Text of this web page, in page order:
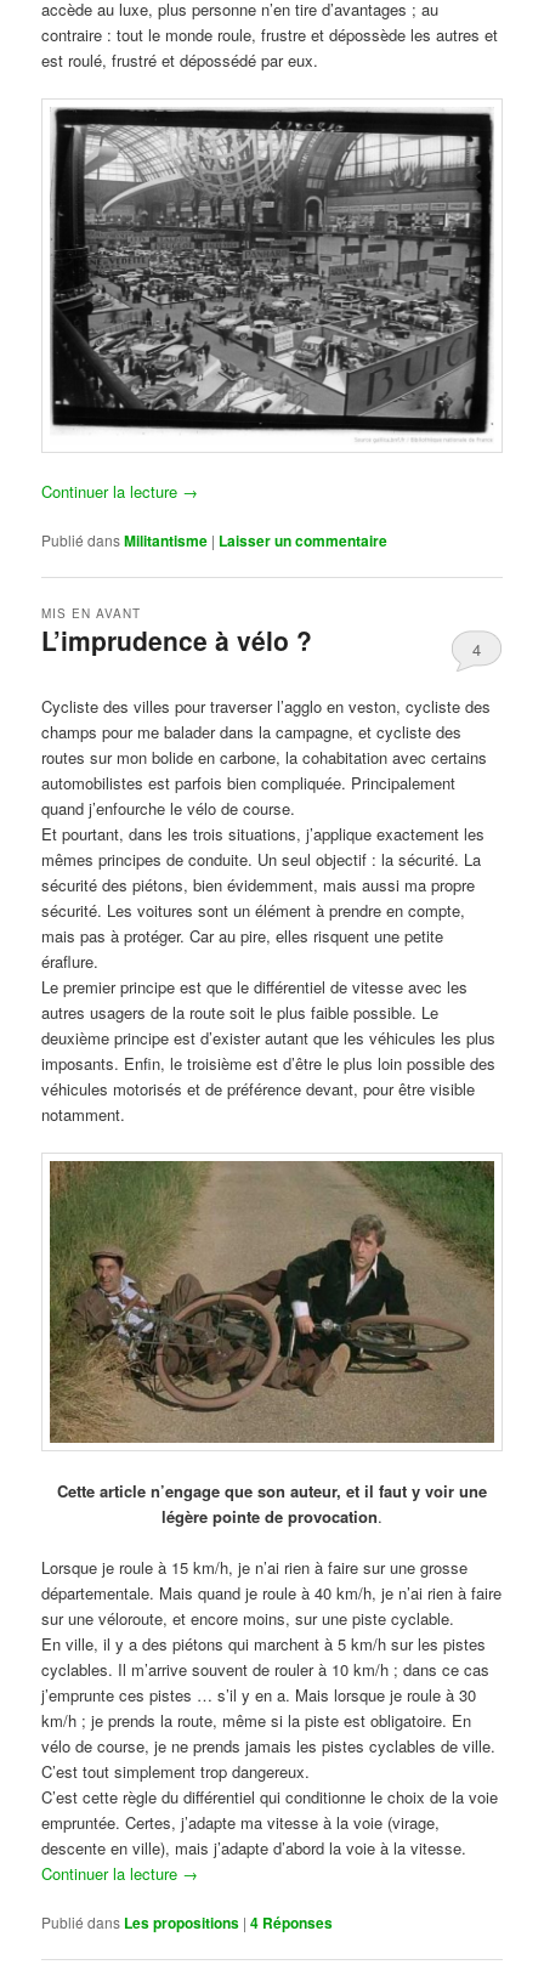
accède au luxe, plus personne n’en tire d’avantages ; au
contraire : tout le monde roule, frustre et dépossède les autres et
est roulé, frustré et dépossédé par eux.
Continuer la lecture →
Publié dansMilitantisme | Laisser un commentaire
L’imprudence à vélo ?
MIS EN AVANT
4
Cycliste des villes pour traverser l’agglo en veston, cycliste des
champs pour me balader dans la campagne, et cycliste des
routes sur mon bolide en carbone, la cohabitation avec certains
automobilistes est parfois bien compliquée. Principalement
quand j’enfourche le vélo de course.
Et pourtant, dans les trois situations, j’applique exactement les
mêmes principes de conduite. Un seul objectif : la sécurité. La
sécurité des piétons, bien évidemment, mais aussi ma propre
sécurité. Les voitures sont un élément à prendre en compte,
mais pas à protéger. Car au pire, elles risquent une petite
éraflure.
Le premier principe est que le différentiel de vitesse avec les
autres usagers de la route soit le plus faible possible. Le
deuxième principe est d’exister autant que les véhicules les plus
imposants. Enfin, le troisième est d’être le plus loin possible des
véhicules motorisés et de préférence devant, pour être visible
notamment.
Cette article n’engage que son auteur, et il faut y voir une
légère pointe de provocation.
Lorsque je roule à 15 km/h, je n’ai rien à faire sur une grosse
départementale. Mais quand je roule à 40 km/h, je n’ai rien à faire
sur une véloroute, et encore moins, sur une piste cyclable.
En ville, il y a des piétons qui marchent à 5 km/h sur les pistes
cyclables. Il m’arrive souvent de rouler à 10 km/h ; dans ce cas
j’emprunte ces pistes … s’il y en a. Mais lorsque je roule à 30
km/h ; je prends la route, même si la piste est obligatoire. En
vélo de course, je ne prends jamais les pistes cyclables de ville.
C’est tout simplement trop dangereux.
C’est cette règle du différentiel qui conditionne le choix de la voie
empruntée. Certes, j’adapte ma vitesse à la voie (virage,
descente en ville), mais j’adapte d’abord la voie à la vitesse.
Continuer la lecture →
Publié dans Les propositions |4 Réponses